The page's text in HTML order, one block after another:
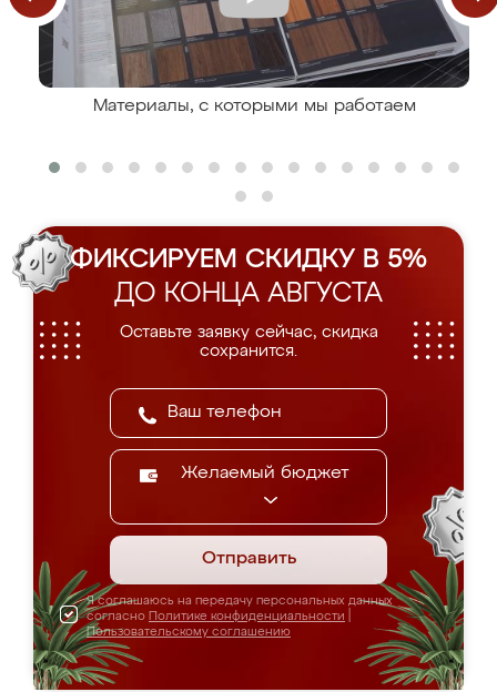
Материалы, с которыми мы работаем
ФИКСИРУЕМ СКИДКУ В 5%
ДО КОНЦА АВГУСТА
Оставьте заявку сейчас, скидка
сохранится.
Желаемый бюджет
Отправить
Я соглашаюсь на передачу персональных данных
согласно Политике конфиденциальности
Пользовательскому соглашению